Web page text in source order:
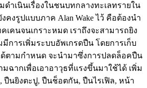
ดำเนินเรื่องในชนบทกลางทะเลทรายใน
คงรูปแบบภาค Alan Wake ไว้ คือต้องนำ
เคนจนเกราะหมด เราถึงจะสามารถยิง
การเพิ่มระบบอัพเกรดปืน โดยการเก็บ
ด้ตามกำหนด จะนำมาซึ่งการปลดล็อคปืน
มฉากเพื่อเอาอาวุธที่แรงขึ้นมาใช้ได้ เพิ่ม
ปืนยิงตะปู, ปืนช็อตกัน, ปืนไรเฟิล, หน้า